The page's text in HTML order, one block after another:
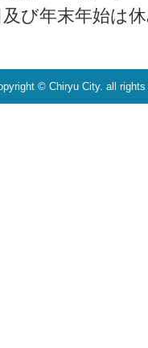
及び年末年始は
© Chiryu City. all rights